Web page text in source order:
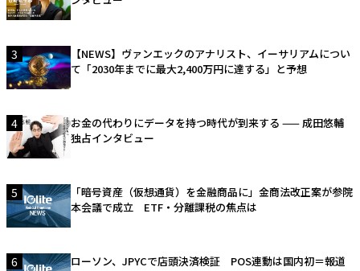
3
【NEWS】ヴァンエックのアナリスト、イーサリアムについ
て「2030年までに最大2,400万円に達する」と予想
4
お金の代わりにデータを持つ時代が到来する —— 成田悠輔
独占インタビュー
5
「暗号資産（仮想通貨）を金融商品に」金商法改正案が参院
本会議で成立 ETF・分離課税の焦点は
6 ローソン、JPYCで店頭決済検証 POS連動は国内初＝報道